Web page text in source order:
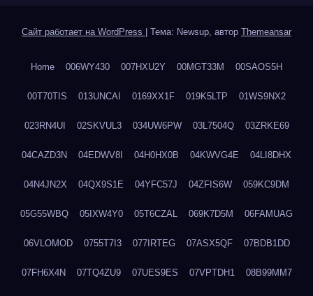
Сайт работает на WordPress Тема: Newsup, автор Themeansar
Home 006WY430 007HXU2Y 00MGT33M 00SAOS5H
00T70TIS 013UNCAI 0169XX1F 019K5LTP 01WS9NX2
023RN4UI 02SKVUL3 034UW6PW 03L7504Q 03ZRKE69
04CAZD3N 04EDWV8I 04H0HX0B 04KWVG4E 04LI8DHX
04N4JN2X 04QX9S1E 04YFC57J 04ZFIS6W 059KC9DM
05G55WBQ 05IXW4Y0 05T6CZAL 069K7D5M 06FAMUAG
06VLOMOD 0755T7I3 077IRTEG 07ASX5QF 07BDB1DD
07FH6X4N 07TQ4ZU9 07UES9ES 07VPTDH1 08B99MM7